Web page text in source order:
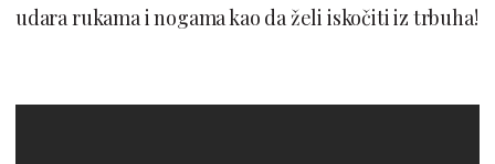
udara rukama i nogama kao da želi iskočiti iz trbuha!